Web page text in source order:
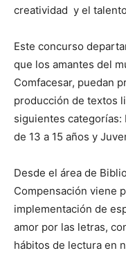
creatividad y el
Este concurso
que los amantes del
Comfacesar, puedan
producción de textos
siguientes categorías:
de 13 a 15 años y
Desde el área de
Compensación viene
implementación de
amor por las letras,
hábitos de lectura en